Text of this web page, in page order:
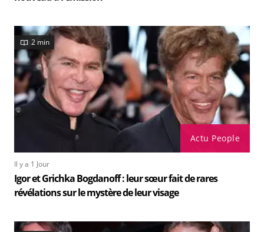
Actu People
2 min
Il y a 1 Jour
Igor et Grichka Bogdanoff : leur sœur fait de rares
révélations sur le mystère de leur visage